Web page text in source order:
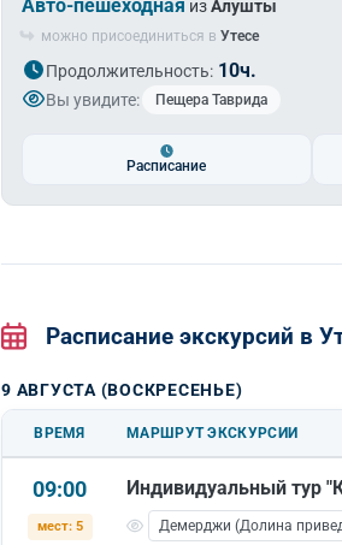
Авто-пешеходная изАлушты
можно присоединиться в Утесе
Продолжительность: 10ч.
Вы увидите: Пещера Таврида
Расписание
Расписание экскурсий в
9 АВГУСТА (ВОСКРЕСЕНЬЕ)
ВРЕМЯ МАРШРУТ ЭКСКУРСИИ
09:00
мест: 5
Индивидуальный тур
Демерджи (Долина